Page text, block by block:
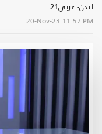
لندن- عربي21
20-Nov-23 11:57 PM